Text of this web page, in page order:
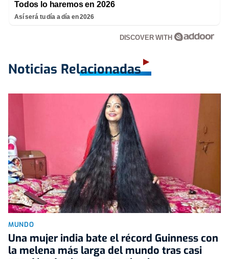
Todos lo haremos en 2026
Así será tu día a día en 2026
DISCOVER WITH
Noticias Relacionadas
MUNDO
Una mujer india bate el récord Guinness con
la melena más larga del mundo tras casi